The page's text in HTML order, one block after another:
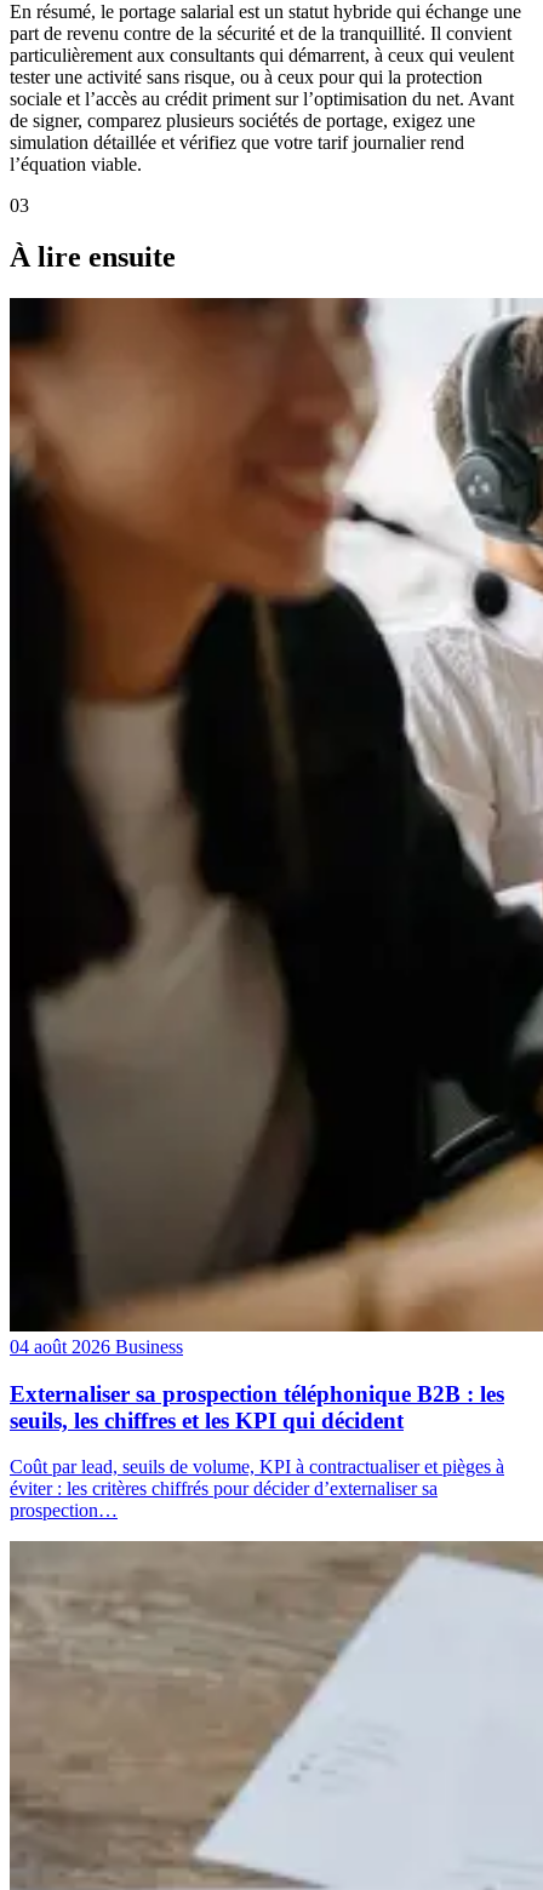
En résumé, le portage salarial est un statut hybride qui échange une
part de revenu contre de la sécurité et de la tranquillité. Il convient
particulièrement aux consultants qui démarrent, à ceux qui veulent
tester une activité sans risque, ou à ceux pour qui la protection
sociale et l’accès au crédit priment sur l’optimisation du net. Avant
de signer, comparez plusieurs sociétés de portage, exigez une
simulation détaillée et vérifiez que votre tarif journalier rend
l’équation viable.
03
À lire ensuite
04 août 2026 Business
Externaliser sa prospection téléphonique B2B : les
seuils, les chiffres et les KPI qui décident
Coût par lead, seuils de volume, KPI à contractualiser et pièges à
éviter : les critères chiffrés pour décider d’externaliser sa
prospection…